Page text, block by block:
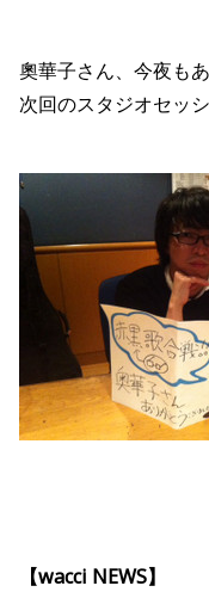
奧華子さん、今夜も
次回のスタジオセッ
【wacci NEWS】